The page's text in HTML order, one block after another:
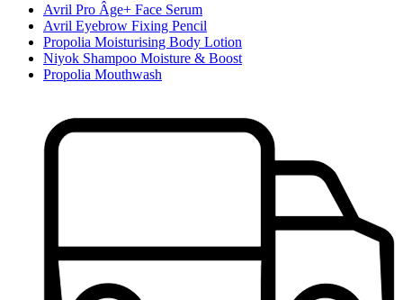
Avril Pro Âge+ Face Serum
Avril Eyebrow Fixing Pencil
Propolia Moisturising Body Lotion
Niyok Shampoo Moisture & Boost
Propolia Mouthwash